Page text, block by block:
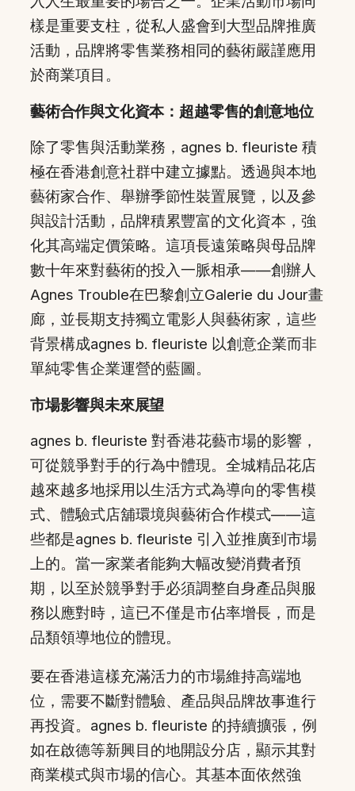
樣是重要支柱，從私人盛會到大型品牌推廣
活動，品牌將零售業務相同的藝術嚴謹應用
於商業項目。
藝術合作與文化資本：超越零售的創意地位
除了零售與活動業務，agnes b. fleuriste 積
極在香港創意社群中建立據點。透過與本地
藝術家合作、舉辦季節性裝置展覽，以及參
與設計活動，品牌積累豐富的文化資本，強
化其高端定價策略。這項長遠策略與母品牌
數十年來對藝術的投入一脈相承——創辦人
Agnes Trouble在巴黎創立Galerie du Jour畫
廊，並長期支持獨立電影人與藝術家，這些
背景構成agnes b. fleuriste 以創意企業而非
單純零售企業運營的藍圖。
市場影響與未來展望
agnes b. fleuriste 對香港花藝市場的影響，
可從競爭對手的行為中體現。全城精品花店
越來越多地採用以生活方式為導向的零售模
式、體驗式店舖環境與藝術合作模式——這
些都是agnes b. fleuriste 引入並推廣到市場
上的。當一家業者能夠大幅改變消費者預
期，以至於競爭對手必須調整自身產品與服
務以應對時，這已不僅是市佔率增長，而是
品類領導地位的體現。
要在香港這樣充滿活力的市場維持高端地
位，需要不斷對體驗、產品與品牌故事進行
再投資。agnes b. fleuriste 的持續擴張，例
如在啟德等新興目的地開設分店，顯示其對
商業模式與市場的信心。其基本面依然強